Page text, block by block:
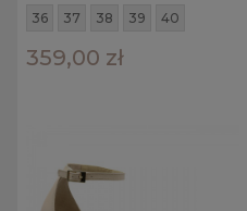
36 37 38 39 40
359,00 zł